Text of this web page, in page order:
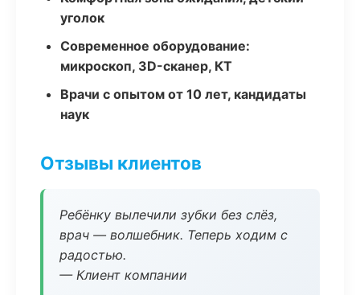
уголок
Современное оборудование:
микроскоп, 3D-сканер, КТ
Врачи с опытом от 10 лет, кандидаты
наук
Отзывы клиентов
Ребёнку вылечили зубки без слёз,
врач — волшебник. Теперь ходим с
радостью.
— Клиент компании